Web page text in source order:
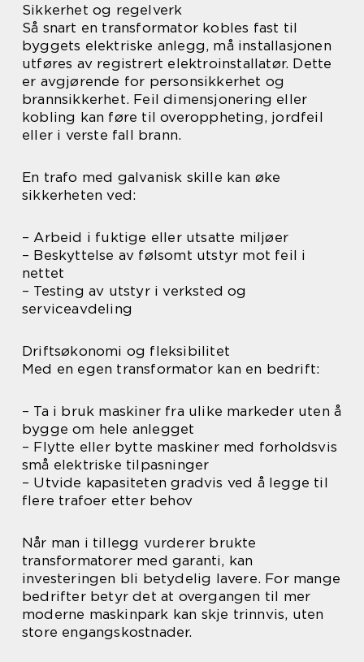
Sikkerhet og regelverk
Så snart en transformator kobles fast til
byggets elektriske anlegg, må installasjonen
utføres av registrert elektroinstallatør. Dette
er avgjørende for personsikkerhet og
brannsikkerhet. Feil dimensjonering eller
kobling kan føre til overoppheting, jordfeil
eller i verste fall brann.
En trafo med galvanisk skille kan øke
sikkerheten ved:
– Arbeid i fuktige eller utsatte miljøer
– Beskyttelse av følsomt utstyr mot feil i
nettet
– Testing av utstyr i verksted og
serviceavdeling
Driftsøkonomi og fleksibilitet
Med en egen transformator kan en bedrift:
– Ta i bruk maskiner fra ulike markeder uten å
bygge om hele anlegget
– Flytte eller bytte maskiner med forholdsvis
små elektriske tilpasninger
– Utvide kapasiteten gradvis ved å legge til
flere trafoer etter behov
Når man i tillegg vurderer brukte
transformatorer med garanti, kan
investeringen bli betydelig lavere. For mange
bedrifter betyr det at overgangen til mer
moderne maskinpark kan skje trinnvis, uten
store engangskostnader.